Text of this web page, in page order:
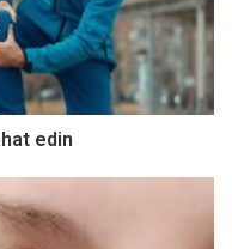
yönelik yapılmalı
(salgı) ve
yönelik önemli
bir refleksi olarak da
hekim ebeveyn
olup olmadığının
edin